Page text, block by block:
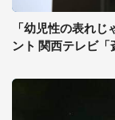
「幼児性の表れ
ント 関西テレビ